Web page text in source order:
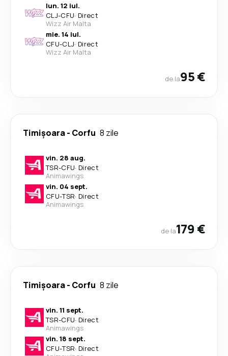
lun. 12 iul.
CLJ-CFU· Direct
Wizz Air Malta
mie. 14 iul.
CFU-CLJ· Direct
Wizz Air Malta
de la95 €
Timișoara- Corfu 8 zile
vin. 28 aug.
TSR-CFU· Direct
Animawings
vin. 04 sept.
CFU-TSR· Direct
Animawings
de la179 €
Timișoara- Corfu 8 zile
vin. 11 sept.
TSR-CFU· Direct
Animawings
vin. 18 sept.
CFU-TSR· Direct